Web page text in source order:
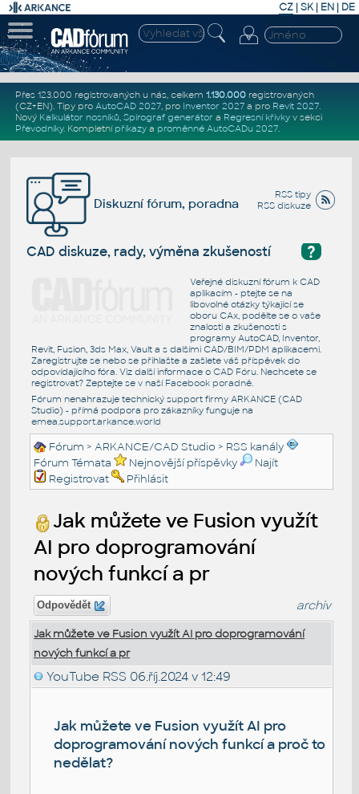
CZ | SK| EN | DE
Přes 123.000 registrovaných u nás, celkem 1.130.000registrovaných
(CZ+EN). Tipy pro AutoCAD 2027, pro Inventor 2027a pro Revit 2027.
Nový Kalkulátor nosníků, Spirograf generátor a Regresní křivkyv sekci
Převodníky. Kompletní příkazya proměnné AutoCADu 2027.
RSS tipy
RSS diskuze
Diskuzní fórum, poradna
?
CAD diskuze, rady, výměna zkušeností
Veřejné diskuzní fórum k CAD
aplikacím - ptejte se na
libovolné otázky týkající se
oboru CAx, podělte se o vaše
znalosti a zkušenosti s
programy AutoCAD, Inventor,
Revit, Fusion, 3ds Max, Vault a s dalšími CAD/BIM/PDM aplikacemi.
Zaregistrujte se nebo se přihlašte a zašlete váš příspěvek do
odpovídajícího fóra. Viz další informace o CAD Fóru. Nechcete se
registrovat? Zeptejte se v naší Facebook poradně.
Fórum nenahrazuje technický support firmy ARKANCE (CAD
Studio) - přímá podpora pro zákazníky funguje na
emea.support.arkance.world
Fórum >ARKANCE/CAD Studio > RSS kanály
Fórum Témata
Nejnovější příspěvky
Najít
Registrovat
Přihlásit
Jak můžete ve Fusion využít
AI pro doprogramování
nových funkcí a pr
Odpovědět archiv
Jak můžete ve Fusion využít AI pro doprogramování
nových funkcí a pr
YouTube RSS 06.říj.2024 v 12:49
Jak můžete ve Fusion využít AI pro
doprogramování nových funkcí a proč to
nedělat?